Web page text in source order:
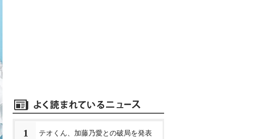
1 テオくん、加藤乃愛との破局を発表